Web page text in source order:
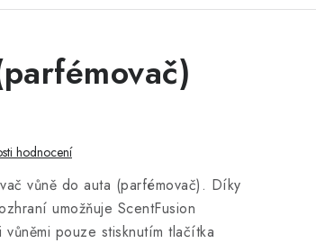
hodnocení
vůně do auta (parfémovač). Díky
umožňuje ScentFusion
pouze stisknutím tlačítka